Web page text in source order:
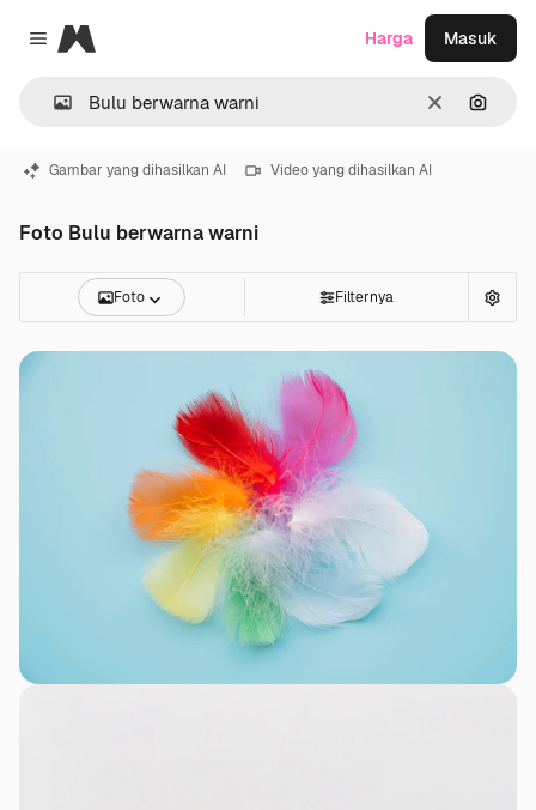
Close menu
Magnific
Jernih
Harga Masuk
Gambar yang dihasilkan AI Video yang dihasilkan AI
Foto Bulu berwarna warni
Foto Filternya